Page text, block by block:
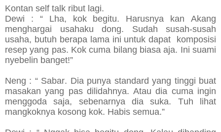
Kontan self talk ribut lagi.
Dewi : “ Lha, kok begitu. Harusnya kan Akang
menghargai usahaku dong. Sudah susah-susah
usaha, butuh berapa lama ini untuk dapat komposisi
resep yang pas. Kok cuma bilang biasa aja. Ini suami
nyebelin banget!”
Neng : “ Sabar. Dia punya standard yang tinggi buat
masakan yang pas dilidahnya. Atau dia cuma ingin
menggoda saja, sebenarnya dia suka. Tuh lihat
mangkoknya kosong kok. Habis semua.”